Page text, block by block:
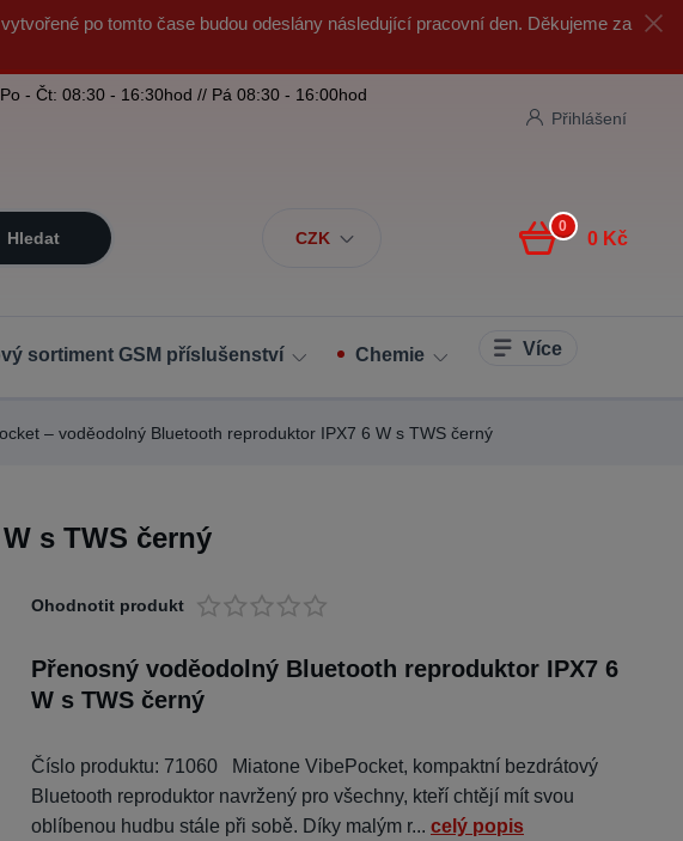
po tomto čase budou odeslány následující pracovní den. Děkujeme za
CZK
Přihlášení
Hledat
Po - Čt: 08:30 - 16:30hod // Pá 08:30 - 16:00hod
0
0 Kč
sortiment GSM příslušenství Chemie Více
– voděodolný Bluetooth reproduktor IPX7 6 W s TWS černý
s TWS černý
Ohodnotit produkt
Přenosný voděodolný Bluetooth reproduktor IPX7 6
W s TWS černý
Číslo produktu: 71060 Miatone VibePocket, kompaktní bezdrátový
Bluetooth reproduktor navržený pro všechny, kteří chtějí mít svou
oblíbenou hudbu stále při sobě. Díky malým r... celý popis